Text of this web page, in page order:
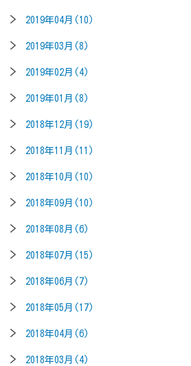
2019年04月(10)
2019年03月(8)
2019年02月(4)
2019年01月(8)
2018年12月(19)
2018年11月(11)
2018年10月(10)
2018年09月(10)
2018年08月(6)
2018年07月(15)
2018年06月(7)
2018年05月(17)
2018年04月(6)
2018年03月(4)